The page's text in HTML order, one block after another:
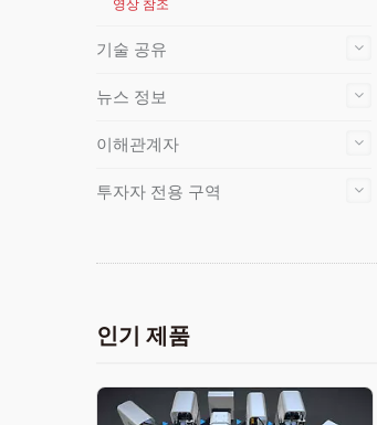
영상 참조
기술 공유
뉴스 정보
이해관계자
투자자 전용 구역
인기 제품